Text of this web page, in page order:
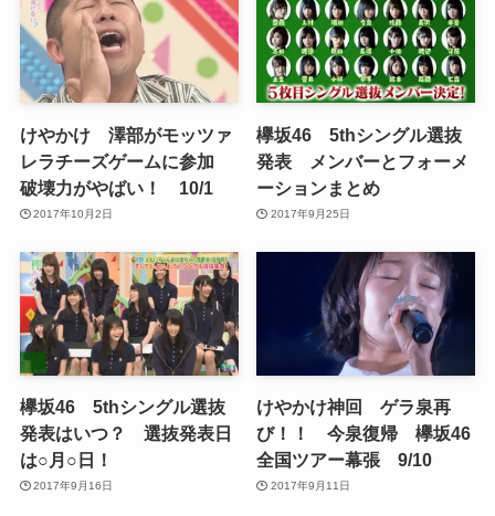
けやかけ 澤部がモッツァ
レラチーズゲームに参加
破壊力がやばい！ 10/1
2017年10月2日
欅坂46 5thシングル選抜
発表 メンバーとフォーメ
ーションまとめ
2017年9月25日
欅坂46 5thシングル選抜
発表はいつ？ 選抜発表日
は○月○日！
2017年9月16日
けやかけ神回 ゲラ泉再
び！！ 今泉復帰 欅坂46
全国ツアー幕張 9/10
2017年9月11日